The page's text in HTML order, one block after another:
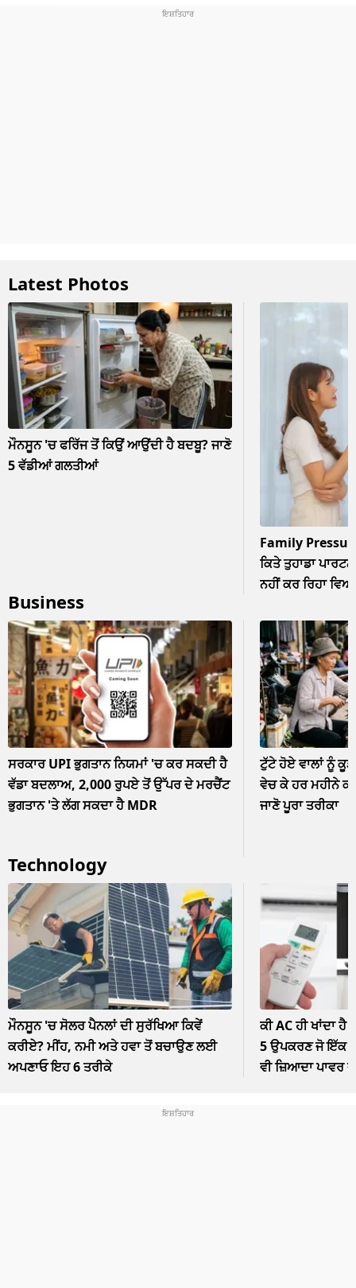
Latest Photos
ਮੌਨਸੂਨ 'ਚ ਫਰਿੱਜ ਤੋਂ ਕਿਉਂ ਆਉਂਦੀ ਹੈ ਬਦਬੂ? ਜਾਣੋ
5 ਵੱਡੀਆਂ ਗਲਤੀਆਂ
Family
ਕਿਤੇ ਤੁਹਾਡਾ
ਨਹੀਂ ਕਰ ਰਿਹਾ
Business
ਸਰਕਾਰ UPI ਭੁਗਤਾਨ ਨਿਯਮਾਂ 'ਚ ਕਰ ਸਕਦੀ ਹੈ
ਵੱਡਾ ਬਦਲਾਅ, 2,000 ਰੁਪਏ ਤੋਂ ਉੱਪਰ ਦੇ ਮਰਚੈਂਟ
ਭੁਗਤਾਨ 'ਤੇ ਲੱਗ ਸਕਦਾ ਹੈ MDR
ਟੁੱਟੇ ਹੋਏ ਵਾਲਾਂ ਨੂੰ
ਵੇਚ ਕੇ ਹਰ ਮਹੀਨੇ
ਜਾਣੋ ਪੂਰਾ ਤਰੀਕਾ
Technology
ਮੌਨਸੂਨ 'ਚ ਸੋਲਰ ਪੈਨਲਾਂ ਦੀ ਸੁਰੱਖਿਆ ਕਿਵੇਂ
ਕਰੀਏ? ਮੀਂਹ, ਨਮੀ ਅਤੇ ਹਵਾ ਤੋਂ ਬਚਾਉਣ ਲਈ
ਅਪਣਾਓ ਇਹ 6 ਤਰੀਕੇ
ਕੀ AC ਹੀ ਖਾਂਦਾ
5 ਉਪਕਰਣ ਜੋ ਇੱਕ
ਵੀ ਜ਼ਿਆਦਾ ਪਾਵਰ